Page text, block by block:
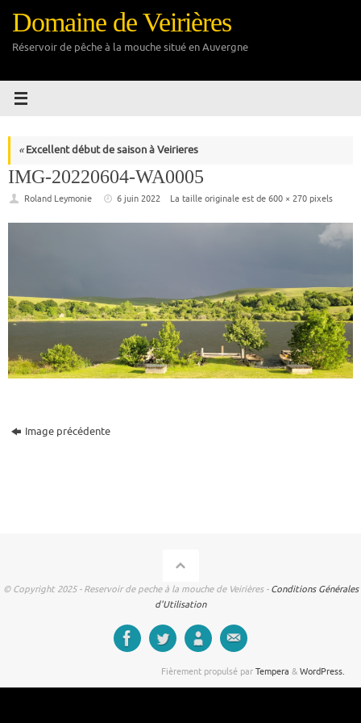
contenu
Domaine de Veirières
Réservoir de pêche à la mouche situé en Auvergne
«Excellent début de saison à Veirieres
IMG-20220604-WA0005
Roland Leymonie 6 juin 2022 La taille originale est de600 × 270 pixels
Image précédente
© Copyright 2025 - Reservoir de peche à la mouche de Veirières - Conditions Générales
d'Utilisation
Fièrement propulsé par Tempera & WordPress.